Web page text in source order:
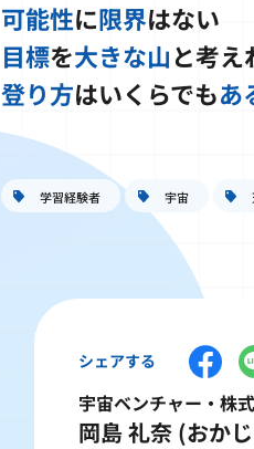
可能性に限界はない
目標を大きな山と考え
登り方はいくらでもあ
学習経験者 宇宙
シェアする
宇宙ベンチャー・株
岡島 礼奈 (おか